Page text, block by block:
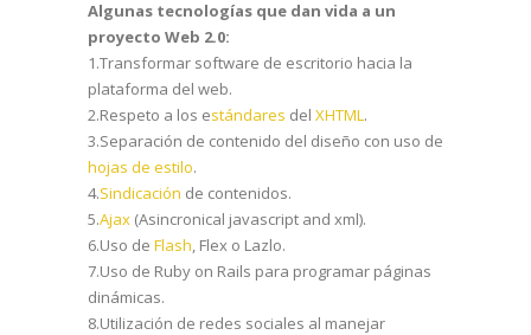
Algunas tecnologías que dan vida a un
proyecto Web 2.0:
1.Transformar software de escritorio hacia la
plataforma del web.
2.Respeto a los estándares del XHTML.
3.Separación de contenido del diseño con uso de
hojas de estilo.
4.Sindicación de contenidos.
5.Ajax (Asincronical javascript and xml).
6.Uso de Flash, Flex o Lazlo.
7.Uso de Ruby on Rails para programar páginas
dinámicas.
8.Utilización de redes sociales al manejar